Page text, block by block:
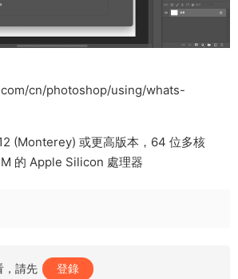
cn/photoshop/using/whats-
(Monterey) 或更高版本，64 位多核
的 Apple Silicon 處理器
，請先 登錄